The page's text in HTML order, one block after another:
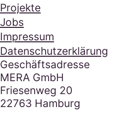
Projekte
Jobs
Impressum
Datenschutzerklärung
Kontakt
Geschäftsadresse
MERA GmbH
Friesenweg 20
22763 Hamburg